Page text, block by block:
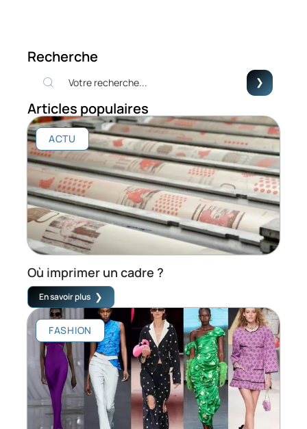
Recherche
Articles populaires
ACTU
Où imprimer un cadre ?
En savoir plus
FASHION